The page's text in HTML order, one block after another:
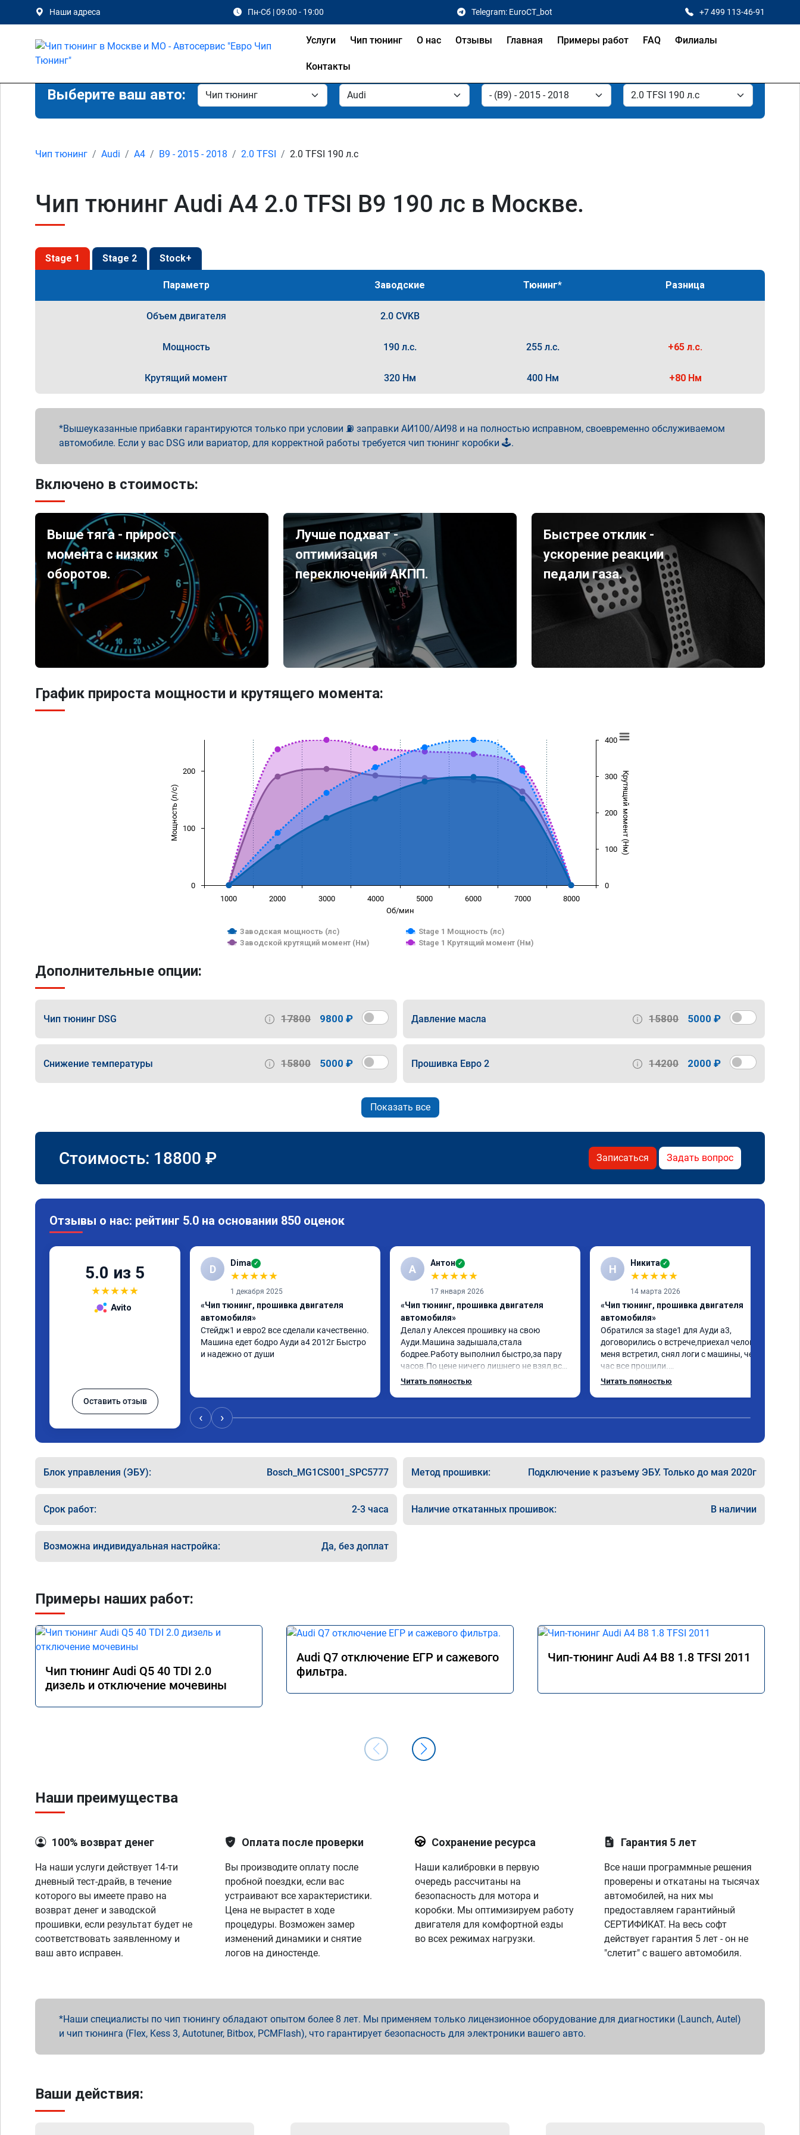
Наши адреса Пн-Сб | 09:00 - 19:00 Telegram: EuroCT_bot +7 499 113-46-91
Услуги Чип тюнинг О нас Отзывы Главная Примеры работ FAQ Филиалы
Контакты
Выберите ваш авто:
Чип тюнинг Audi A4 B9 - 2015 - 2018 2.0 TFSI 2.0 TFSI 190 л.с
Чип тюнинг Audi A4 2.0 TFSI B9 190 лс в Москве.
Stage 1 Stage 2 Stock+
Параметр Заводские Тюнинг* Разница
Объем двигателя 2.0 CVKB
Мощность 190 л.с. 255 л.с. +65 л.с.
Крутящий момент 320 Нм 400 Нм +80 Нм
Вышеуказанные прибавки гарантируются только при условии ⛽ заправки АИ100/АИ98 и на полностью исправном, своевременно обслуживаемом
автомобиле. Если у вас DSG или вариатор, для корректной работы требуется чип тюнинг коробки 🕹️.
Включено в стоимость:
Выше тяга - прирост
момента с низких
оборотов.
Лучше подхват -
оптимизация
переключений АКПП.
Быстрее отклик -
ускорение реакции
педали газа.
График прироста мощности и крутящего момента:
Об/мин
Мощность (л/с) Крутящий момент (Нм)
Заводская мощность (лс)
Stage 1 Мощность (лс)
Заводской крутящий момент (Нм)
Stage 1 Крутящий момент (Нм)
1000 2000 3000 4000 5000 6000 7000 8000
0
100
200
0
100
200
300
400
Дополнительные опции:
Чип тюнинг DSG 17800 9800 ₽ Давление масла 15800 5000 ₽
Снижение температуры 15800 5000 ₽ Прошивка Евро 2 14200 2000 ₽
Показать все
Стоимость: 18800 ₽ Записаться Задать вопрос
Отзывы о нас: рейтинг 5.0 на основании 850 оценок
5.0 из 5
★★★★★
Avito
Оставить отзыв
D Dima ✓
★★★★★
1 декабря 2025
«Чип тюнинг, прошивка двигателя
автомобиля»
Стейдж1 и евро2 все сделали качественно.
Машина едет бодро Ауди а4 2012г Быстро
и надежно от души
А Антон ✓
★★★★★
17 января 2026
«Чип тюнинг, прошивка двигателя
автомобиля»
Делал у Алексея прошивку на свою
Ауди.Машина задышала,стала
бодрее.Работу выполнил быстро,за пару
часов.По цене ничего лишнего не взял,всё
как договаривались заранее.После
Читать полностью
Н Никита ✓
★★★★★
14 марта 2026
«Чип тюнинг, прошивка двигателя
автомобиля»
Обратился за stage1 для Ауди а3,
договорились о встрече,приехал человек
меня встретил, снял логи с машины, через
час все прошили.
Арман спасибо тебе огромное, машинка по
Читать полностью
‹ ›
Блок управления (ЭБУ): Bosch_MG1CS001_SPC5777 Метод прошивки: Подключение к разъему ЭБУ. Только до мая 2020г
Срок работ: 2-3 часа Наличие откатанных прошивок: В наличии
Возможна индивидуальная настройка: Да, без доплат
Примеры наших работ:
Чип тюнинг Audi Q5 40 TDI 2.0
дизель и отключение мочевины
Audi Q7 отключение ЕГР и сажевого
фильтра.
Чип-тюнинг Audi A4 B8 1.8 TFSI 2011
Наши преимущества
100% возврат денег
На наши услуги действует 14-ти
дневный тест-драйв, в течение
которого вы имеете право на
возврат денег и заводской
прошивки, если результат будет не
соответствовать заявленному и
ваш авто исправен.
Оплата после проверки
Вы производите оплату после
пробной поездки, если вас
устраивают все характеристики.
Цена не вырастет в ходе
процедуры. Возможен замер
изменений динамики и снятие
логов на диностенде.
Сохранение ресурса
Наши калибровки в первую
очередь рассчитаны на
безопасность для мотора и
коробки. Мы оптимизируем работу
двигателя для комфортной езды
во всех режимах нагрузки.
Гарантия 5 лет
Все наши программные решения
проверены и откатаны на тысячах
автомобилей, на них мы
предоставляем гарантийный
СЕРТИФИКАТ. На весь софт
действует гарантия 5 лет - он не
"слетит" с вашего автомобиля.
Наши специалисты по чип тюнингу обладают опытом более 8 лет. Мы применяем только лицензионное оборудование для диагностики (Launch, Autel)
и чип тюнинга (Flex, Kess 3, Autotuner, Bitbox, PCMFlash), что гарантирует безопасность для электроники вашего авто.
Ваши действия: